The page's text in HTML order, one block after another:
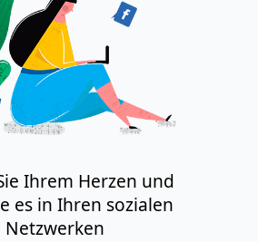
Ihrem Herzen und
es in Ihren sozialen
Netzwerken